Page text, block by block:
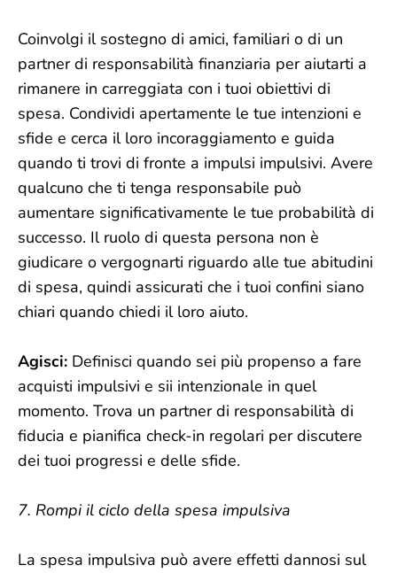
Coinvolgi il sostegno di amici, familiari o di un
partner di responsabilità finanziaria per aiutarti a
rimanere in carreggiata con i tuoi obiettivi di
spesa. Condividi apertamente le tue intenzioni e
sfide e cerca il loro incoraggiamento e guida
quando ti trovi di fronte a impulsi impulsivi. Avere
qualcuno che ti tenga responsabile può
aumentare significativamente le tue probabilità di
successo. Il ruolo di questa persona non è
giudicare o vergognarti riguardo alle tue abitudini
di spesa, quindi assicurati che i tuoi confini siano
chiari quando chiedi il loro aiuto.
Agisci: Definisci quando sei più propenso a fare
acquisti impulsivi e sii intenzionale in quel
momento. Trova un partner di responsabilità di
fiducia e pianifica check-in regolari per discutere
dei tuoi progressi e delle sfide.
7. Rompi il ciclo della spesa impulsiva
La spesa impulsiva può avere effetti dannosi sul